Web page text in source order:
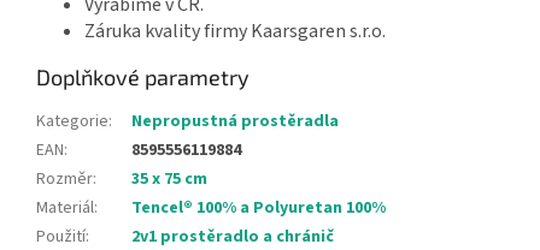
Záruka kvality firmy Kaarsgaren s.r.o.
Doplňkové parametry
Kategorie:
Nepropustná prostěradla
EAN:
8595556119884
Rozměr:
35 x 75 cm
Materiál:
Tencel® 100% a Polyuretan 100%
Použití:
2v1 prostěradlo a chránič